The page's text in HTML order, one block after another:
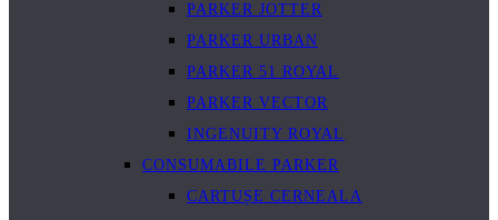
PARKER JOTTER
PARKER URBAN
PARKER 51 ROYAL
PARKER VECTOR
INGENUITY ROYAL
CONSUMABILE PARKER
CARTUȘE CERNEALA